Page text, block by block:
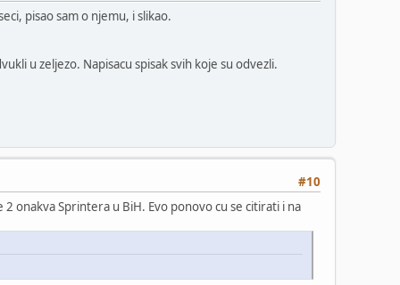
pisao sam o njemu, i slikao.
u zeljezo. Napisacu spisak svih koje su odvezli.
#10
onakva Sprintera u BiH. Evo ponovo cu se citirati i na